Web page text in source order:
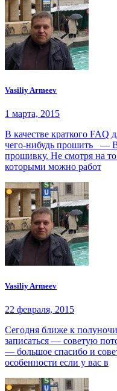
Vasiliy Armeev
1 марта, 2015
В качестве краткого FAQ
чего-нибудь прошить —
прошивку. Не смотря на то
которыми можно работ
Vasiliy Armeev
22 февраля, 2015
Сегодня ближе к
записаться — советую
— большое спасибо и
особенности если у вас в